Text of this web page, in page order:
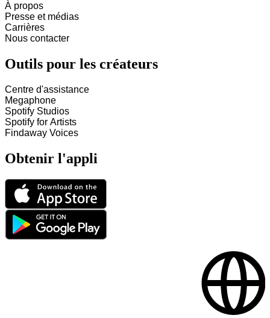
À propos
Presse et médias
Carrières
Nous contacter
Outils pour les créateurs
Centre d'assistance
Megaphone
Spotify Studios
Spotify for Artists
Findaway Voices
Obtenir l'appli